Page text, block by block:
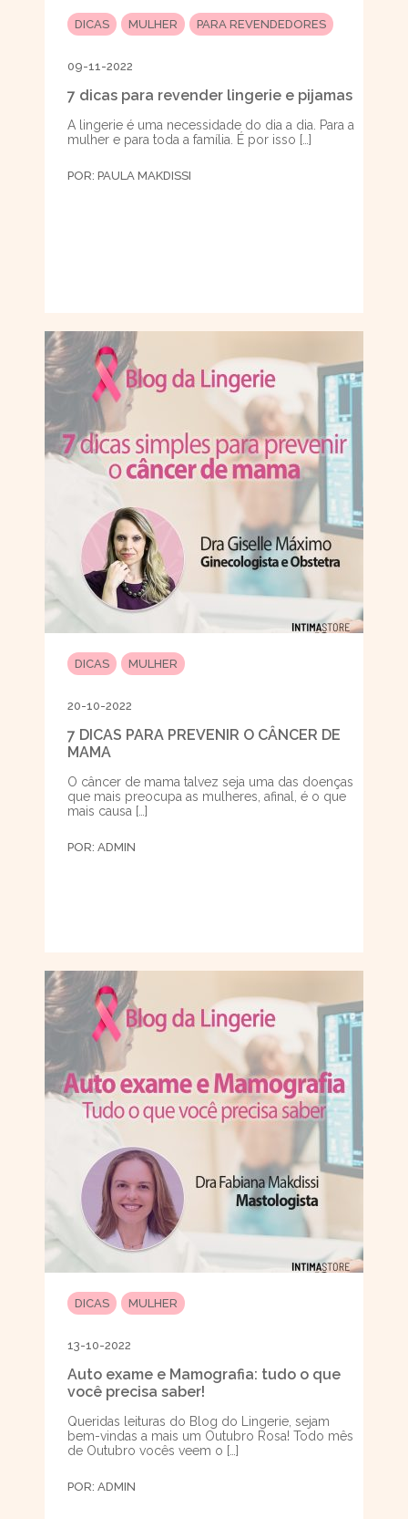
DICAS MULHER PARA REVENDEDORES
09-11-2022
7 dicas para revender lingerie e pijamas
A lingerie é uma necessidade do dia a dia. Para a
mulher e para toda a família. É por isso […]
POR: PAULA MAKDISSI
DICAS MULHER
20-10-2022
7 DICAS PARA PREVENIR O CÂNCER DE
MAMA
O câncer de mama talvez seja uma das doenças
que mais preocupa as mulheres, afinal, é o que
mais causa […]
POR: ADMIN
DICAS MULHER
13-10-2022
Auto exame e Mamografia: tudo o que
você precisa saber!
Queridas leituras do Blog do Lingerie, sejam
bem-vindas a mais um Outubro Rosa! Todo mês
de Outubro vocês veem o […]
POR: ADMIN